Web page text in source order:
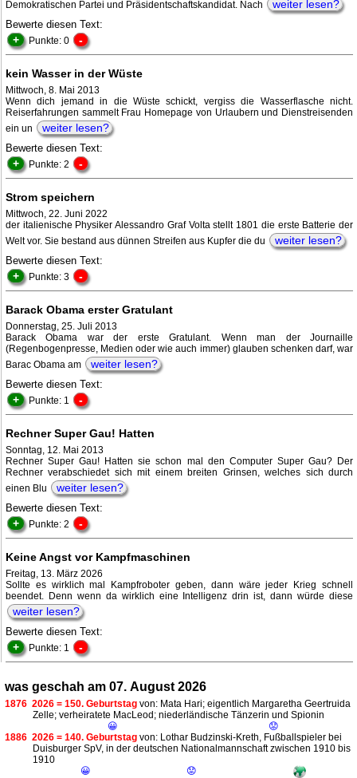
Demokratischen Partei und Präsidentschaftskandidat. Nach weiter lesen?
Bewerte diesen Text:
+ Punkte: 0 -
kein Wasser in der Wüste
Mittwoch, 8. Mai 2013
Wenn dich jemand in die Wüste schickt, vergiss die Wasserflasche nicht.
Reiserfahrungen sammelt Frau Homepage von Urlaubern und Dienstreisenden
ein un
weiter lesen?
Bewerte diesen Text:
+ Punkte: 2 -
Strom speichern
Mittwoch, 22. Juni 2022
der italienische Physiker Alessandro Graf Volta stellt 1801 die erste Batterie der
Welt vor. Sie bestand aus dünnen Streifen aus Kupfer die du
weiter lesen?
Bewerte diesen Text:
+ Punkte: 3 -
Barack Obama erster Gratulant
Donnerstag, 25. Juli 2013
Barack Obama war der erste Gratulant. Wenn man der Journaille
(Regenbogenpresse, Medien oder wie auch immer) glauben schenken darf, war
Barac Obama am
weiter lesen?
Bewerte diesen Text:
+ Punkte: 1 -
Rechner Super Gau! Hatten
Sonntag, 12. Mai 2013
Rechner Super Gau! Hatten sie schon mal den Computer Super Gau? Der
Rechner verabschiedet sich mit einem breiten Grinsen, welches sich durch
einen Blu
weiter lesen?
Bewerte diesen Text:
+ Punkte: 2 -
Keine Angst vor Kampfmaschinen
Freitag, 13. März 2026
Sollte es wirklich mal Kampfroboter geben, dann wäre jeder Krieg schnell
beendet. Denn wenn da wirklich eine Intelligenz drin ist, dann würde diese
weiter lesen?
Bewerte diesen Text:
+ Punkte: 1 -
was geschah am 07. August 2026
1876 2026 = 150. Geburtstag von: Mata Hari; eigentlich Margaretha Geertruida
Zelle; verheiratete MacLeod; niederländische Tänzerin und Spionin
😀
😟
1886 2026 = 140. Geburtstag von: Lothar Budzinski-Kreth, Fußballspieler bei
Duisburger SpV, in der deutschen Nationalmannschaft zwischen 1910 bis
1910
😀
😟